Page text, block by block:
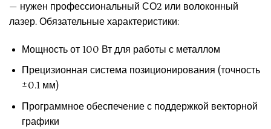
— нужен профессиональный СО2 или волоконный
лазер. Обязательные характеристики:
Мощность от 100 Вт для работы с металлом
Прецизионная система позиционирования (точность
±0.1 мм)
Программное обеспечение с поддержкой векторной
графики